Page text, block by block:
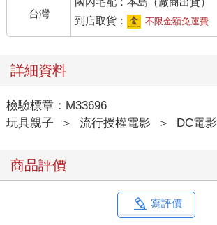
台灣
到店取貨：
不限金額免運費
詳細資料
檢驗標章：M33696
玩具親子
＞ 流行授權電影 ＞ DC電影
商品評價
寫評價